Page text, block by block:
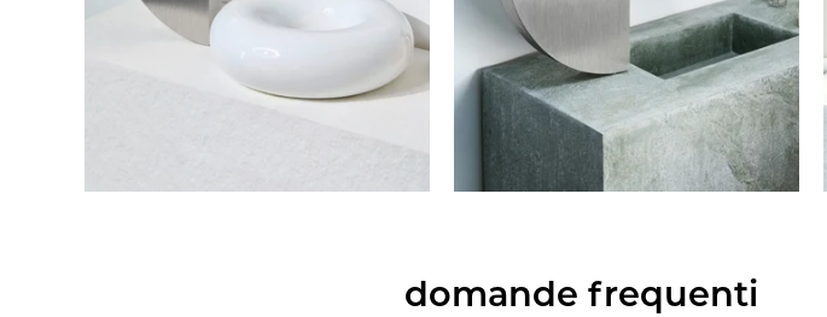
domande frequenti